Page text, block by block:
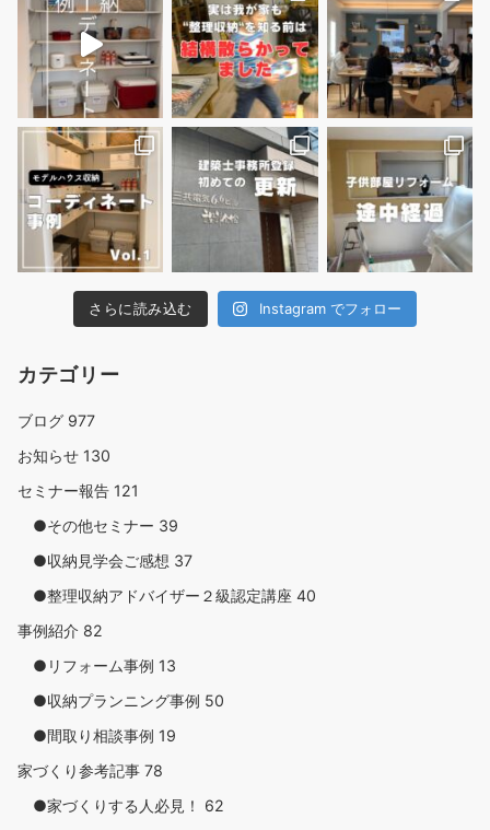
さらに読み込む Instagram でフォロー
カテゴリー
ブログ 977
お知らせ 130
セミナー報告 121
●その他セミナー 39
●収納見学会ご感想 37
●整理収納アドバイザー２級認定講座 40
事例紹介 82
●リフォーム事例 13
●収納プランニング事例 50
●間取り相談事例 19
家づくり参考記事 78
●家づくりする人必見！ 62